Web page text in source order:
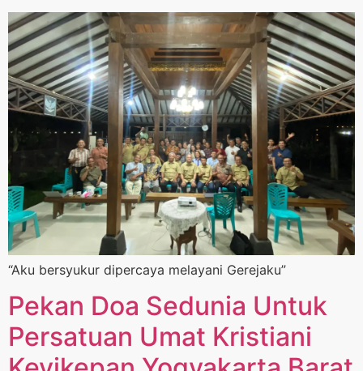
“Aku bersyukur dipercaya melayani Gerejaku”
Pekan Doa Sedunia Untuk
Persatuan Umat Kristiani